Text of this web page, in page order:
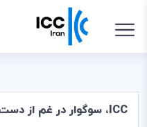
ICC، سوگوار در غم از دست دادن «اريك بلفراژ»